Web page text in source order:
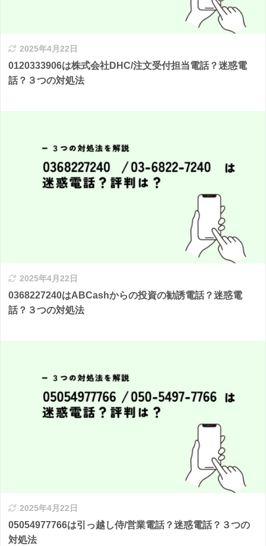
2025年4月22日
0120333906は株式会社DHC/注文受付担当電話？迷惑電
話？３つの対処法
2025年4月22日
0368227240はABCashからの投資の勧誘電話？迷惑電
話？３つの対処法
2025年4月22日
05054977766は引っ越し侍/営業電話？迷惑電話？３つの
対処法